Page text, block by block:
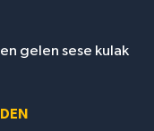
gelen sese kulak